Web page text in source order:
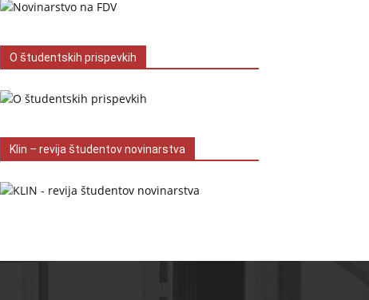
O študentskih prispevkih
Klin – revija študentov novinarstva